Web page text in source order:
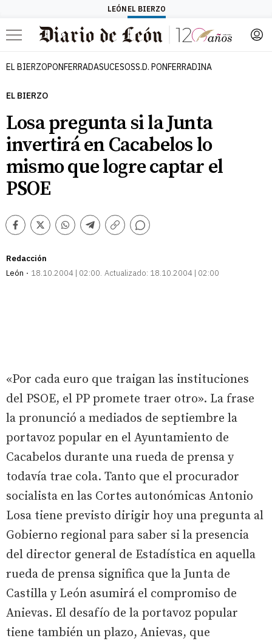
LEÓN EL BIERZO
Menú
EL BIERZOPONFERRADASUCESOSS.D. PONFERRADINA
EL BIERZO
Losa pregunta si la Junta
invertirá en Cacabelos lo
mismo que logre captar el
PSOE
Facebook
TwitterWhatsappTelegram
Copiar
Comentarios
Redacción
León
18.10.2004 | 02:00 Actualizado: 18.10.2004 | 02:00
«Por cada euro que traigan las instituciones
del PSOE, el PP promete traer otro». La frase
la pronunció a mediados de septiembre la
portavoz popular en el Ayuntamiento de
Cacabelos durante una rueda de prensa y
todavía trae cola. Tanto que el procurador
socialista en las Cortes autonómicas Antonio
Losa tiene previsto dirigir hoy una pregunta al
Gobierno regional para saber si la presencia
del director general de Estadística en aquella
rueda de prensa significa que la Junta de
Castilla y León asumirá el compromiso de
Anievas. El desafío de la portavoz popular
tiene también un plazo, Anievas, que